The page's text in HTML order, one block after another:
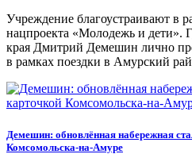
Учреждение благоустраивают в
нацпроекта «Молодежь и дети».
края Дмитрий Демешин лично
в рамках поездки в Амурский
Демешин: обновлённая набережная
Комсомольска-на-Амуре